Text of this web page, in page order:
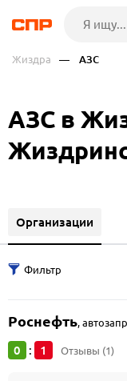
Жиздра — АЗС
АЗС в
Организации
Роснефть,
0 : 1 Отзывы (1)